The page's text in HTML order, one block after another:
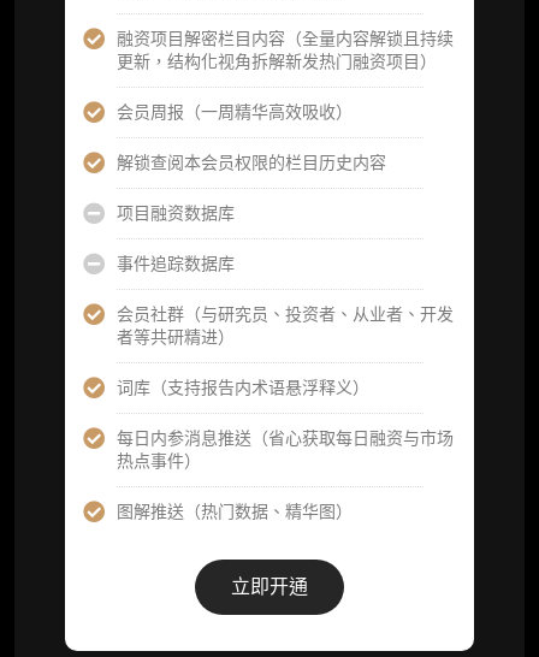
融资项目解密栏目内容（全量内容解锁且持续
更新，结构化视角拆解新发热门融资项目）
会员周报（一周精华高效吸收）
解锁查阅本会员权限的栏目历史内容
项目融资数据库
事件追踪数据库
会员社群（与研究员、投资者、从业者、开发
者等共研精进）
词库（支持报告内术语悬浮释义）
每日内参消息推送（省心获取每日融资与市场
热点事件）
图解推送（热门数据、精华图）
立即开通
数据库产品 CSV 下载(可根据请求“全量”提
供，2次/年)
研究报告栏目内容 (所有项目、叙事与赛道系
列研报全量解锁且每周上新，研究版图已覆盖
系等核心基础设施与应用演化，一体化呈现
Web3 产业的长期演进脉络，用户评价“相见恨
晚”)
研究简报栏目内容（内容依托于研报，快速获
取研究对象核心判断）
市场脉搏分析、融资项目解密栏目内容（持续
更新，市场热点与热门融资项目轻松捕获）
项目融资数据库
事件追踪数据库
会员周报（一周精华高效吸收）
解锁本会员权限的栏目历史内容
词库（支持报告内术语悬浮释义）